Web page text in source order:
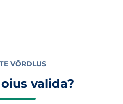
VÕRDLUS
valida?